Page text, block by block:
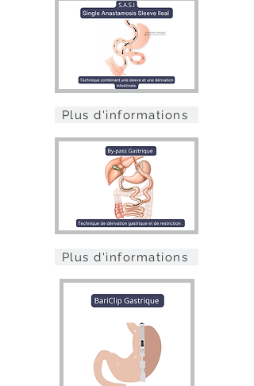
Plus d'informations
Plus d'informations